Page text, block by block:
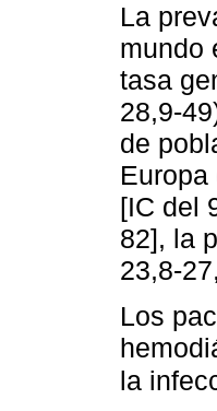
La
mundo
tasa
28,9-
de
[IC del
82], la
23,8-
Los
la